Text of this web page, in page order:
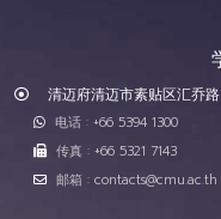
清迈府清迈市素贴区汇乔
电话 : +66 5394 1300
传真 : +66 5321 7143
邮箱 : contacts@cmu.ac.th